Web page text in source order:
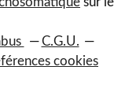
C.G.U.
cookies